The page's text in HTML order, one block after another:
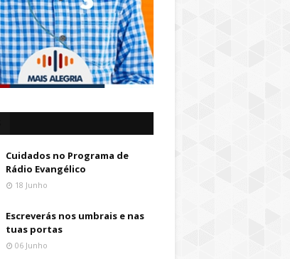
Cuidados no Programa de
Rádio Evangélico
18 Junho
Escreverás nos umbrais e nas
tuas portas
06 Junho